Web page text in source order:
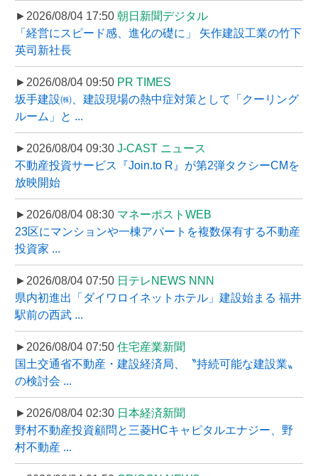
►2026/08/04 17:50 朝日新聞デジタル
「経営にスピード感、進化の礎に」 矢作建設工業の竹下
英司新社長
►2026/08/04 09:50 PR TIMES
坂手建設㈱、建設現場の熱中症対策として「クーリング
ルーム」と ...
►2026/08/04 09:30 J-CAST ニュース
不動産投資サービス『Join.to R』が第2弾タクシーCMを
放映開始
►2026/08/04 08:30 マネーポストWEB
23区にマンションや一棟アパートを複数保有する不動産
投資家 ...
►2026/08/04 07:50 日テレNEWS NNN
県内初進出「ダイワロイネットホテル」建設始まる 福井
駅前の西武 ...
►2026/08/04 07:50 住宅産業新聞
国土交通省不動産・建設経済局、〝持続可能な建設業〟
の検討会 ...
►2026/08/04 02:30 日本経済新聞
野村不動産投資顧問と三菱HCキャピタルエナジー、野
村不動産 ...